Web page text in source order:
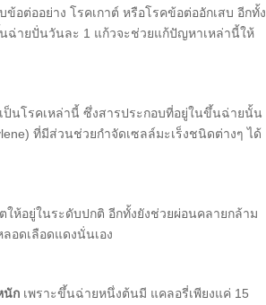
อต่ออย่าง โรคเกาต์ หรือโรคข้อต่ออักเสบ อีกทั้ง
ฉ่ายปั่นวันละ 1 แก้วจะช่วยแก้ปัญหาเหล่านี้ให้
ป็นโรคเหล่านี้ ซึ่งสารประกอบที่อยู่ในขึ้นฉ่ายนั้น
ที่มีส่วนช่วยกำจัดเซลล์มะเร็งชนิดต่างๆ ได้
ห้อยู่ในระดับปกติ อีกทั้งยังช่วยผ่อนคลายกล้าม
อดเลือดแดงนั่นเอง
นัก เพราะขึ้นฉ่ายหนึ่งต้นมี แคลอรี่เพียงแค่ 15